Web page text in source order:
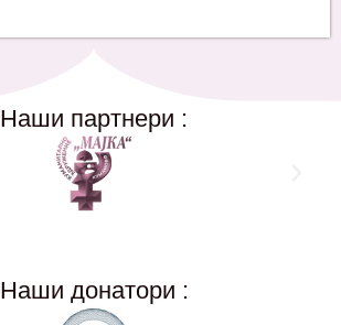
Наши партнери :
Наши донатори :